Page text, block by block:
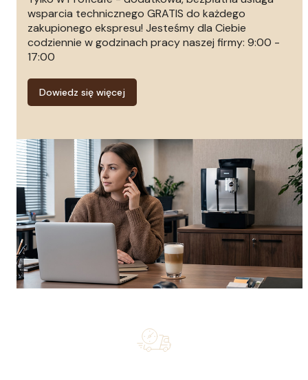
wsparcia technicznego GRATIS do każdego
zakupionego ekspresu! Jesteśmy dla Ciebie
codziennie w godzinach pracy naszej firmy: 9:00 -
17:00
Dowiedz się więcej